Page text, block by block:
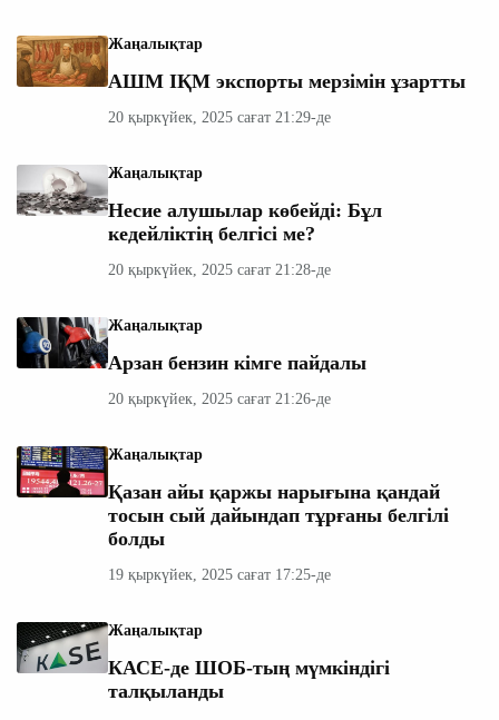
Жаңалықтар
АШМ ІҚМ экспорты мерзімін ұзартты
20 қыркүйек, 2025 сағат 21:29-де
Жаңалықтар
Несие алушылар көбейді: Бұл
кедейліктің белгісі ме?
20 қыркүйек, 2025 сағат 21:28-де
Жаңалықтар
Арзан бензин кімге пайдалы
20 қыркүйек, 2025 сағат 21:26-де
Жаңалықтар
Қазан айы қаржы нарығына қандай
тосын сый дайындап тұрғаны белгілі
болды
19 қыркүйек, 2025 сағат 17:25-де
Жаңалықтар
КАСЕ-де ШОБ-тың мүмкіндігі
талқыланды